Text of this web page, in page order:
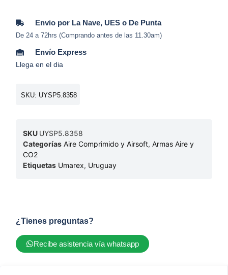
Envio por La Nave, UES o De Punta
De 24 a 72hrs (Comprando antes de las 11.30am)
Envío Express
Llega en el dia
SKU: UYSP5.8358
SKU UYSP5.8358
Categorías Aire Comprimido y Airsoft,Armas Aire y
CO2
Etiquetas Umarex, Uruguay
¿Tienes preguntas?
Recibe asistencia vía whatsapp